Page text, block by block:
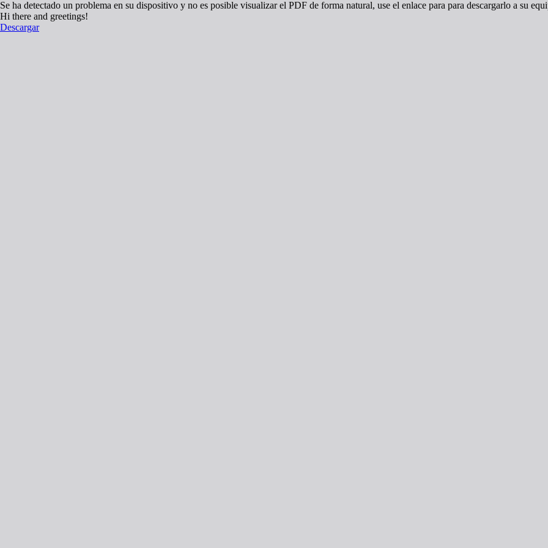
Se ha detectado un problema en su dispositivo y no es posible visualizar el PDF de forma natural, use el enlace para para descargarlo a su
Hi there and greetings!
Descargar